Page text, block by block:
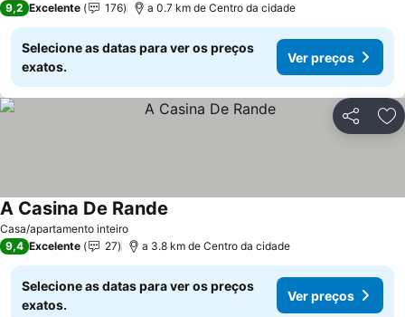
9,2 Excelente 176 a 0.7 km de Centro da cidade
Selecione as datas para ver os preços
exatos.
Ver preços
Partilhar
Casa/apartamento inteiro
A Casina De Rande
9,4 Excelente 27 a 3.8 km de Centro da cidade
Selecione as datas para ver os preços
exatos.
Ver preços